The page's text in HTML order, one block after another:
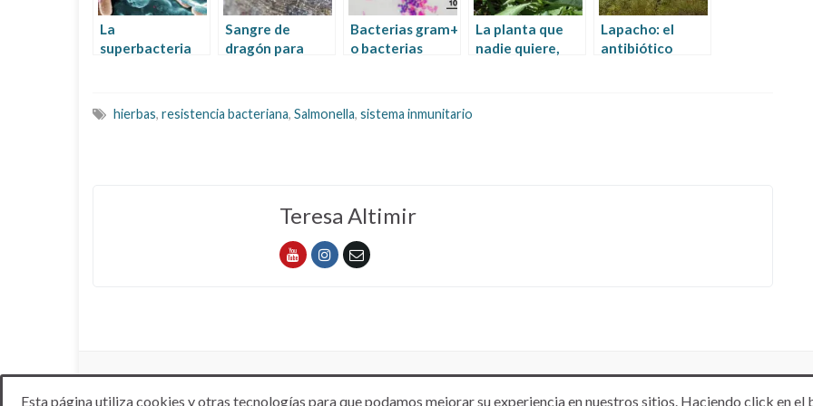
La
superbacteria
aeruginosa
Sangre de
dragón para
Bacterias gram+
o bacterias
bacteria es
La planta que
nadie quiere,
Lapacho: el
antibiótico
hierbas, resistencia bacteriana, Salmonella, sistema inmunitario
Teresa Altimir
Esta página utiliza cookies y otras tecnologías para que podamos mejorar su experiencia en nuestros sitios. Haciendo click en